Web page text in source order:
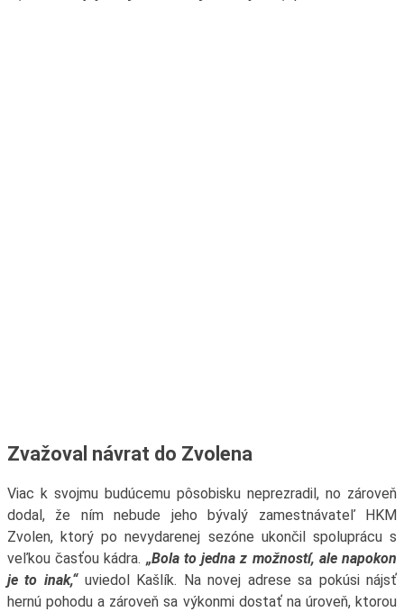
Zvažoval návrat do Zvolena
Viac k svojmu budúcemu pôsobisku neprezradil, no zároveň
dodal, že ním nebude jeho bývalý zamestnávateľ HKM
Zvolen, ktorý po nevydarenej sezóne ukončil spoluprácu s
veľkou časťou kádra. „Bola to jedna z možností, ale napokon
je to inak,“uviedol Kašlík. Na novej adrese sa pokúsi nájsť
hernú pohodu a zároveň sa výkonmi dostať na úroveň, ktorou